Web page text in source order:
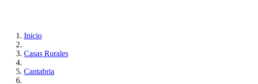
Inicio
Casas Rurales
Cantabria